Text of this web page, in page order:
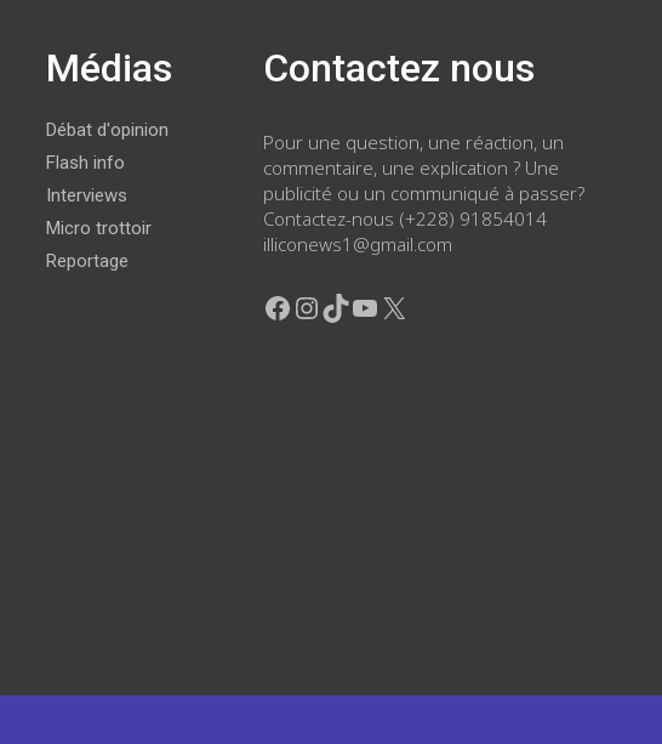
Médias
Débat d'opinion
Flash info
Interviews
Micro trottoir
Reportage
Contactez nous
Pour une question, une réaction, un
commentaire, une explication ? Une
publicité ou un communiqué à passer?
Contactez-nous (+228) 91854014
illiconews1@gmail.com
Facebook
Instagram
TikTok
YouTube
X